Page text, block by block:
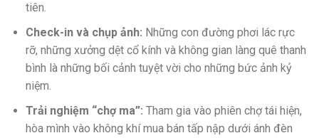
tiên.
Check-in và chụp ảnh: Những con đường phơi lác rực
rỡ, những xưởng dệt cổ kính và không gian làng quê thanh
bình là những bối cảnh tuyệt vời cho những bức ảnh kỷ
niệm.
Trải nghiệm “chợ ma”: Tham gia vào phiên chợ tái hiện,
hòa mình vào không khí mua bán tấp nập dưới ánh đèn